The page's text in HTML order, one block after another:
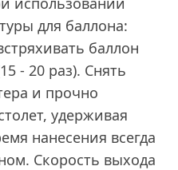
для баллона:
баллон
- 20 раз). Снять
и прочно
удерживая
нанесения всегда
Скорость выхода